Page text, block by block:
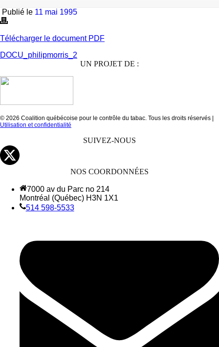
Publié le 11 mai 1995
Télécharger le document PDF
DOCU_philipmorris_2
UN PROJET DE :
© 2026 Coalition québécoise pour le contrôle du tabac. Tous les droits réservés |
Utilisation et confidentialité
SUIVEZ-NOUS
NOS COORDONNÉES
7000 av du Parc no 214
Montréal (Québec) H3N 1X1
514 598-5533